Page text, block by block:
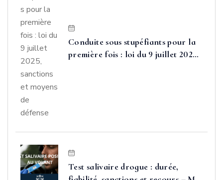
Conduite sous stupéfiants pour la
première fois : loi du 9 juillet 2025,
Test salivaire drogue : durée,